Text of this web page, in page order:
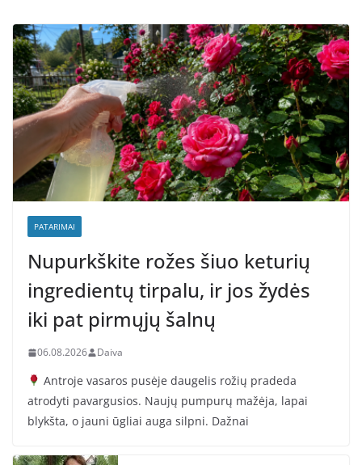
PATARIMAI
Nupurkškite rožes šiuo keturių
ingredientų tirpalu, ir jos žydės
iki pat pirmųjų šalnų
06.08.2026 Daiva
Antroje vasaros pusėje daugelis rožių pradeda
atrodyti pavargusios. Naujų pumpurų mažėja, lapai
blykšta, o jauni ūgliai auga silpni. Dažnai